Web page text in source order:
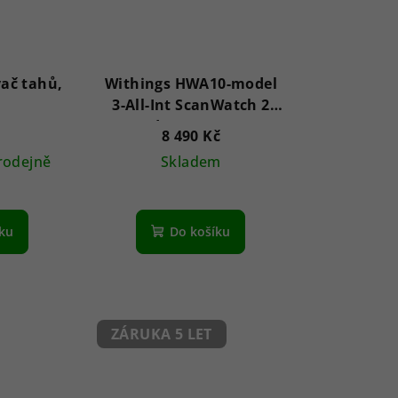
tahů,
Withings HWA10-model
3-All-Int ScanWatch 2
Sand 38 mm 5ATM
8 490 Kč
Skladem
Do košíku
ZÁRUKA 5 LET